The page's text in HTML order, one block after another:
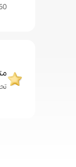
260 عقارًا تتوفر